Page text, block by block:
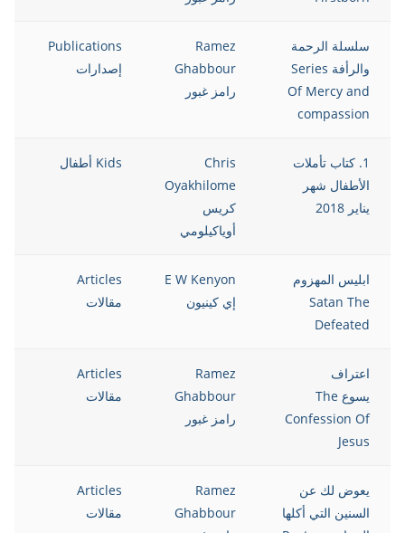
سلسلة الرحمة
والرأفة Series
Of Mercy and
compassion
Ramez
Ghabbour
رامز غبور
Publications
إصدارات
1. كتاب تأملات
الأطفال شهر
يناير 2018
Chris
Oyakhilome
كريس
أوياكيلومي
Kids أطفال
ابليس المهزوم
Satan The
Defeated
E W Kenyon
إي كينيون
Articles
مقالات
اعتراف
يسوع The
Confession Of
Jesus
Ramez
Ghabbour
رامز غبور
Articles
مقالات
يعوض لك عن
السنين التي أكلها
Ramez
Ghabbour
Articles
مقالات